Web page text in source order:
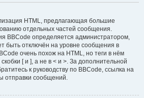
HTML, предлагающая большие
отдельных частей сообщения.
BBCode определяется администратором,
быть отключён на уровне сообщения в
очень похож на HTML, но теги в нём
[ и ], а не в < и >. За дополнительной
к руководству по BBCode, ссылка на
отправки сообщений.